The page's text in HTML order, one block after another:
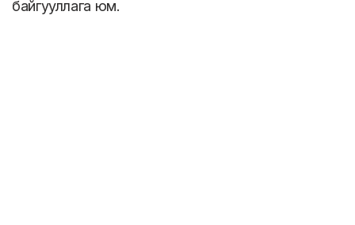
байгууллага юм.